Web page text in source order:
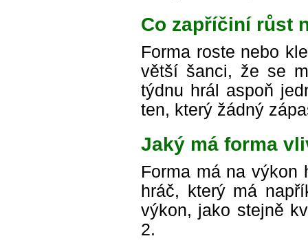
Co zapříčiní růst
Forma roste nebo
větší šanci, že se
týdnu hrál aspoň
ten, který žádný
Jaký má forma
Forma má na výkon
hráč, který má
výkon, jako stejně
2.